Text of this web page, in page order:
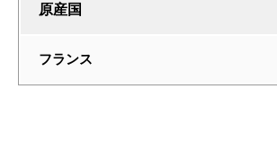
原産国
フランス